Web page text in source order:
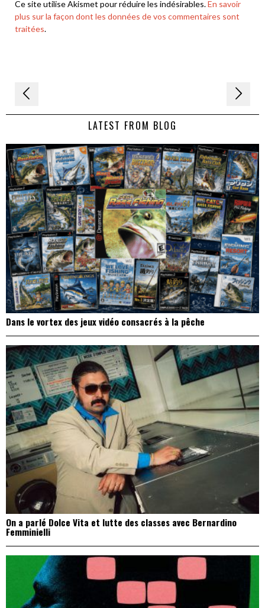
Ce site utilise Akismet pour réduire les indésirables.En savoir
plus sur la façon dont les données de vos commentaires sont
traitées.
Navigation
de LATEST FROM BLOG
Dans le vortex des jeux vidéo consacrés à la pêche
On a parlé Dolce Vita et lutte des classes avec Bernardino
Femminielli